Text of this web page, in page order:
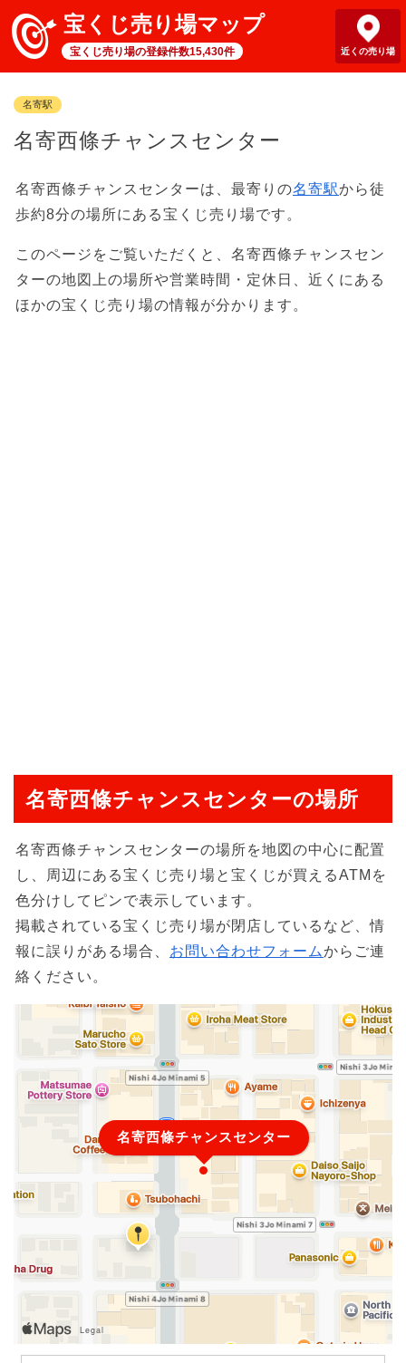
宝くじ売り場マップ
宝くじ売り場の登録件数15,430件 近くの売り場
名寄駅
名寄西條チャンスセンター
名寄西條チャンスセンターは、最寄りの名寄駅から徒
歩約8分の場所にある宝くじ売り場です。
このページをご覧いただくと、名寄西條チャンスセン
ターの地図上の場所や営業時間・定休日、近くにある
ほかの宝くじ売り場の情報が分かります。
名寄西條チャンスセンターの場所
名寄西條チャンスセンターの場所を地図の中心に配置
し、周辺にある宝くじ売り場と宝くじが買えるATMを
色分けしてピンで表示しています。
掲載されている宝くじ売り場が閉店しているなど、情
報に誤りがある場合、 お問い合わせフォームからご連
絡ください。
名寄西條チャンスセンター